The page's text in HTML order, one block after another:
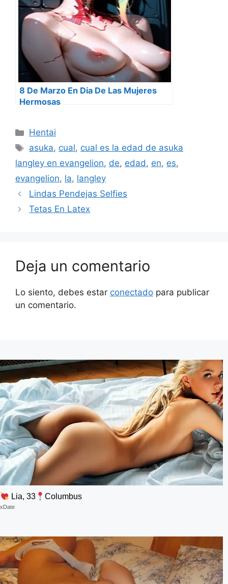
8 De Marzo En Dia De Las Mujeres
Hermosas
Categorías
Hentai
Etiquetas
asuka, cual, cual es la edad de asuka
langley en evangelion, de, edad, en, es,
evangelion, la, langley
Lindas Pendejas Selfies
Tetas En Latex
Deja un comentario
Lo siento, debes estar conectado para publicar
un comentario.
Lia, 33 Columbus
xDate